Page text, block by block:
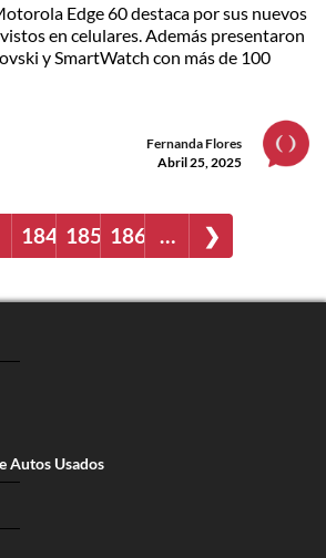
Edge 60 destaca por sus nuevos
en celulares. Además presentaron
y SmartWatch con más de 100
Fernanda Flores
Abril 25, 2025
184 185 186 … ❯
Autos Usados